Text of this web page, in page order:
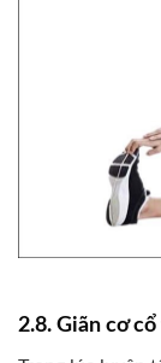
2.8. Giãn cơ